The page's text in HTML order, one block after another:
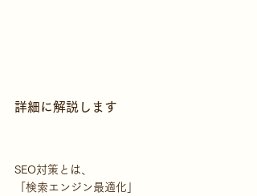
詳細に解説します
SEO対策とは、
「検索エンジン最適化」